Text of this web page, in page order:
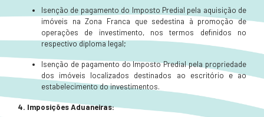
Isenção de pagamento do Imposto Predial pela aquisição de
imóveis na Zona Franca que sedestina à promoção de
operações de investimento, nos termos definidos no
respectivo diploma legal;
Isenção de pagamento do Imposto Predial pela propriedade
dos imóveis localizados destinados ao escritório e ao
estabelecimento do investimentos.
4. Imposições Aduaneiras: